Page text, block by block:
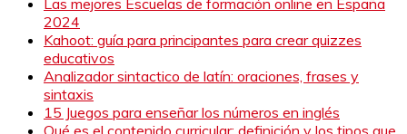
2024
Kahoot: guía para principantes para crear quizzes
educativos
Analizador sintactico de latín: oraciones, frases y
sintaxis
15 Juegos para enseñar los números en inglés
Qué es el contenido curricular: definición y los tipos que